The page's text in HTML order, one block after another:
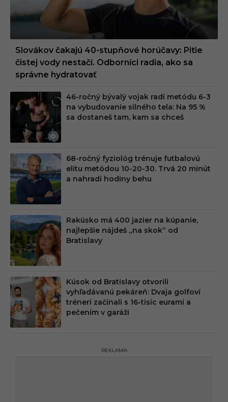
Slovákov čakajú 40-stupňové horúčavy: Pitie
čistej vody nestačí. Odborníci radia, ako sa
správne hydratovať
46-ročný bývalý vojak radí metódu 6-3
na vybudovanie silného tela: Na 95 %
sa dostaneš tam, kam sa chceš
68-ročný fyziológ trénuje futbalovú
elitu metódou 10-20-30. Trvá 20 minút
a nahradí hodiny behu
Rakúsko má 400 jazier na kúpanie,
najlepšie nájdeš „na skok“ od
Bratislavy
Kúsok od Bratislavy otvorili
vyhľadávanú pekáreň: Dvaja golfoví
tréneri začínali s 16-tisíc eurami a
pečením v garáži
REKLAMA